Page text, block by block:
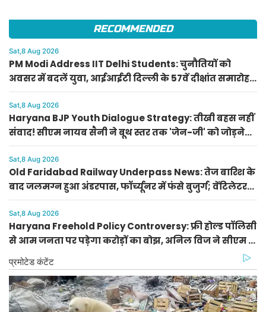
RECOMMENDED
Sat,8 Aug 2026
PM Modi Address IIT Delhi Students: चुनौतियों को
अवसर में बदलें युवा, आईआईटी दिल्ली के 57वें दीक्षांत समारोह
में पीएम मोदी का नया मंत्र
Sat,8 Aug 2026
Haryana BJP Youth Dialogue Strategy: तीखी बहस नहीं
संवाद! सीएम नायब सैनी ने बूथ स्तर तक 'जेन-जी' को जोड़ने
का बनाया प्लान
Sat,8 Aug 2026
Old Faridabad Railway Underpass News: तेज बारिश के
बाद जलमग्न हुआ अंडरपास, फॉर्च्यूनर में फंसे बुजुर्ग; वेंटिलेटर
पर भर्ती
Sat,8 Aug 2026
Haryana Freehold Policy Controversy: फ्री होल्ड पॉलिसी
से आम जनता पर पड़ेगा करोड़ों का बोझ, अनिल विज ने सीएम से
मांगी बैठक